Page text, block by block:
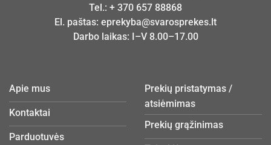
Tel.: + 370 657 88868
El. paštas: eprekyba@svarosprekes.lt
Darbo laikas: I–V 8.00–17.00
Apie mus
Kontaktai
Parduotuvės
Prekių pristatymas /
atsiėmimas
Prekių grąžinimas